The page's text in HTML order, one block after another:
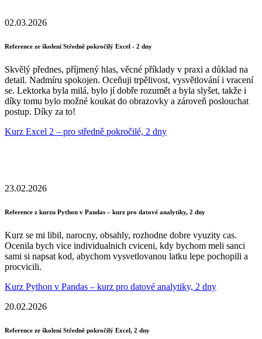
02.03.2026
Reference ze školení Středně pokročilý Excel - 2 dny
Skvělý přednes, příjmený hlas, věcné příklady v praxi a důklad na
detail. Nadmíru spokojen. Oceňuji trpělivost, vysvětlování i vracení
se. Lektorka byla milá, bylo jí dobře rozumět a byla slyšet, takže i
díky tomu bylo možné koukat do obrazovky a zároveň poslouchat
postup. Díky za to!
Kurz Excel 2 – pro středně pokročilé, 2 dny
23.02.2026
Reference z kurzu Python v Pandas – kurz pro datové analytiky, 2 dny
Kurz se mi libil, narocny, obsahly, rozhodne dobre vyuzity cas.
Ocenila bych vice individualnich cviceni, kdy bychom meli sanci
sami si napsat kod, abychom vysvetlovanou latku lepe pochopili a
procvicili.
Kurz Python v Pandas – kurz pro datové analytiky, 2 dny
20.02.2026
Reference ze školení Středně pokročilý Excel, 2 dny